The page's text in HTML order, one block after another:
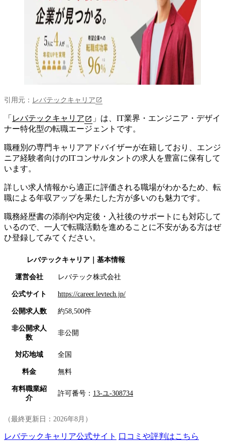
引用元： レバテックキャリア
「 レバテックキャリア 」は、 IT業界・エンジニア・デザイ
ナー特化型の転職エージェント です。
職種別の専門キャリアアドバイザーが在籍しており、エンジ
ニア経験者向けのITコンサルタントの求人を豊富に保有して
います。
詳しい求人情報から適正に評価される職場がわかるため、転
職による年収アップを果たした方が多いのも魅力です。
職務経歴書の添削や内定後・入社後のサポートにも対応して
いるので、一人で転職活動を進めることに不安がある方はぜ
ひ登録してみてください。
レバテックキャリア｜基本情報
運営会社 レバテック株式会社
公式サイト https://career.levtech.jp/
公開求人数 約58,500件
非公開求人
数
非公開
対応地域 全国
料金 無料
有料職業紹
介
許可番号： 13-ユ-308734
（最終更新日： 2026年8月 ）
レバテックキャリア公式サイト 口コミや評判はこちら